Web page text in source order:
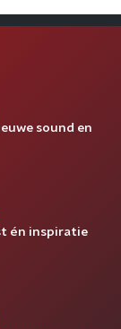
sound en
én inspiratie